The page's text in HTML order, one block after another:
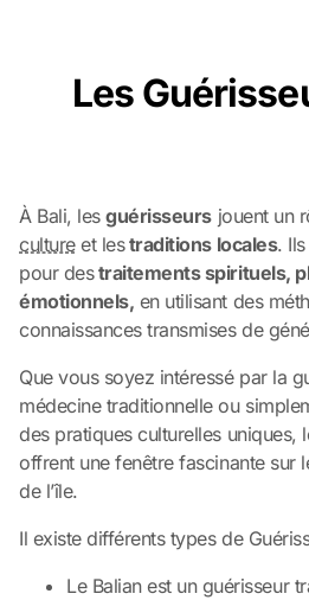
Les
À Bali, lesguérisseursjouent un
cultureet lestraditions locales.
pour destraitements spirituels,
émotionnels, en utilisant des
connaissances transmises de
Que vous soyez intéressé par la
médecine traditionnelle ou
des pratiques culturelles uniques,
offrent une fenêtre fascinante sur
de l’île.
Il existe différents types de
Le Balian est un guérisseur